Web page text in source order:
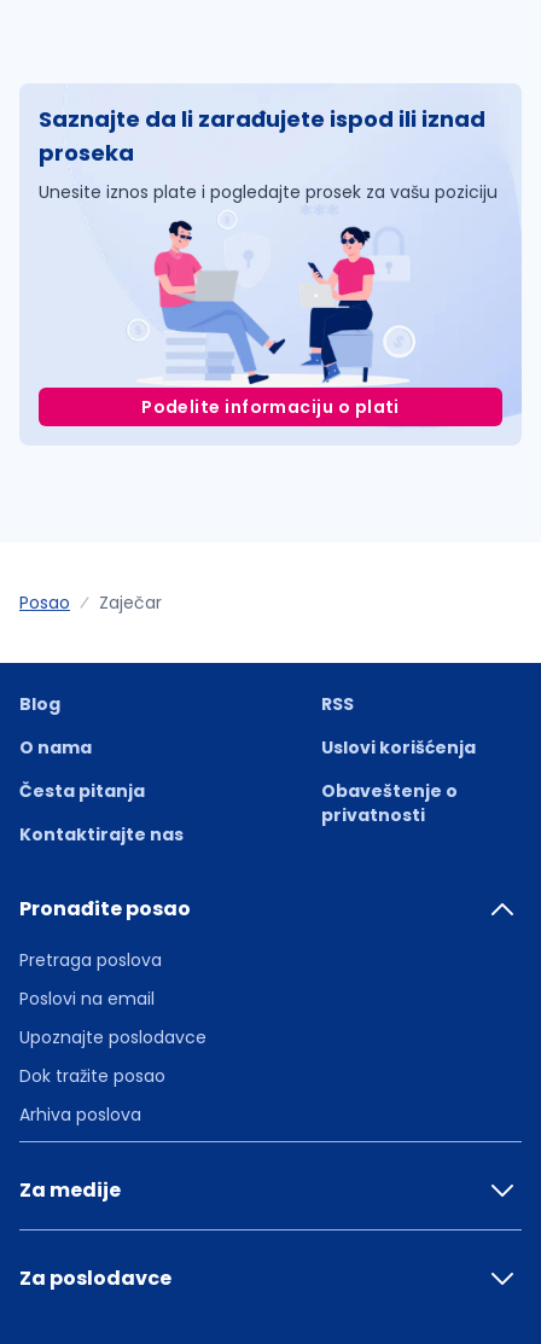
Saznajte da li zarađujete ispod ili iznad
proseka
Unesite iznos plate i pogledajte prosek za vašu poziciju
Podelite informaciju o plati
Posao Zaječar
Blog
O nama
Česta pitanja
Kontaktirajte nas
RSS
Uslovi korišćenja
Obaveštenje o
privatnosti
Pronađite posao
Pretraga poslova
Poslovi na email
Upoznajte poslodavce
Dok tražite posao
Arhiva poslova
Za medije
Za poslodavce